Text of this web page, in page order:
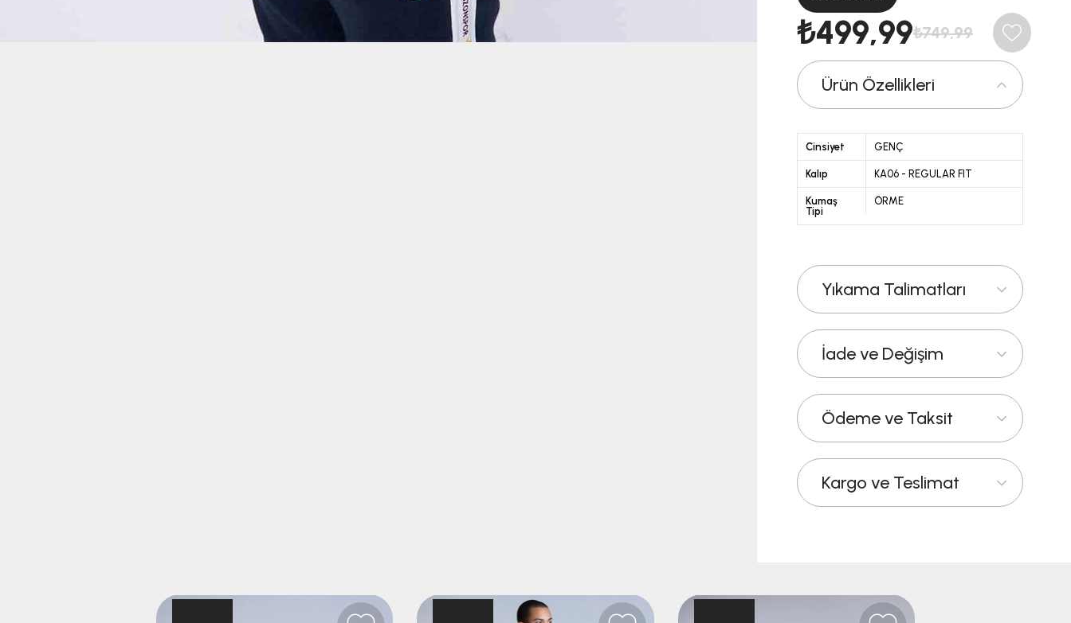
₺749,99
₺499,99
Ürün Özellikleri
Cinsiyet GENÇ
Kalıp KA06 - REGULAR FIT
Kumaş
Tipi
ÖRME
Yıkama Talimatları
İade ve Değişim
Ödeme ve Taksit
Kargo ve Teslimat